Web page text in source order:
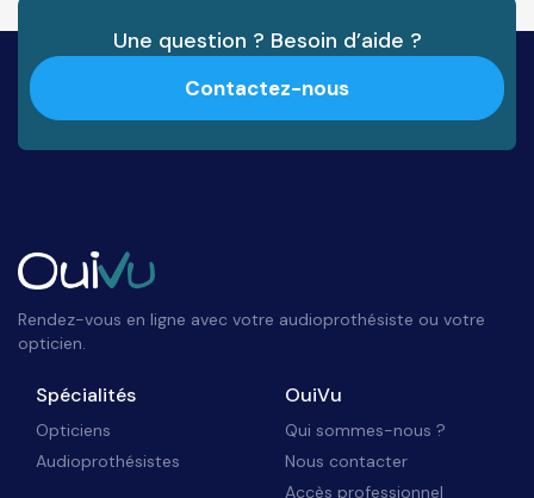
Une question ? Besoin d’aide ?
Contactez-nous
Rendez-vous en ligne avec votre audioprothésiste ou votre
opticien.
Spécialités
Opticiens
Audioprothésistes
OuiVu
Qui sommes-nous ?
Nous contacter
Accès professionnel